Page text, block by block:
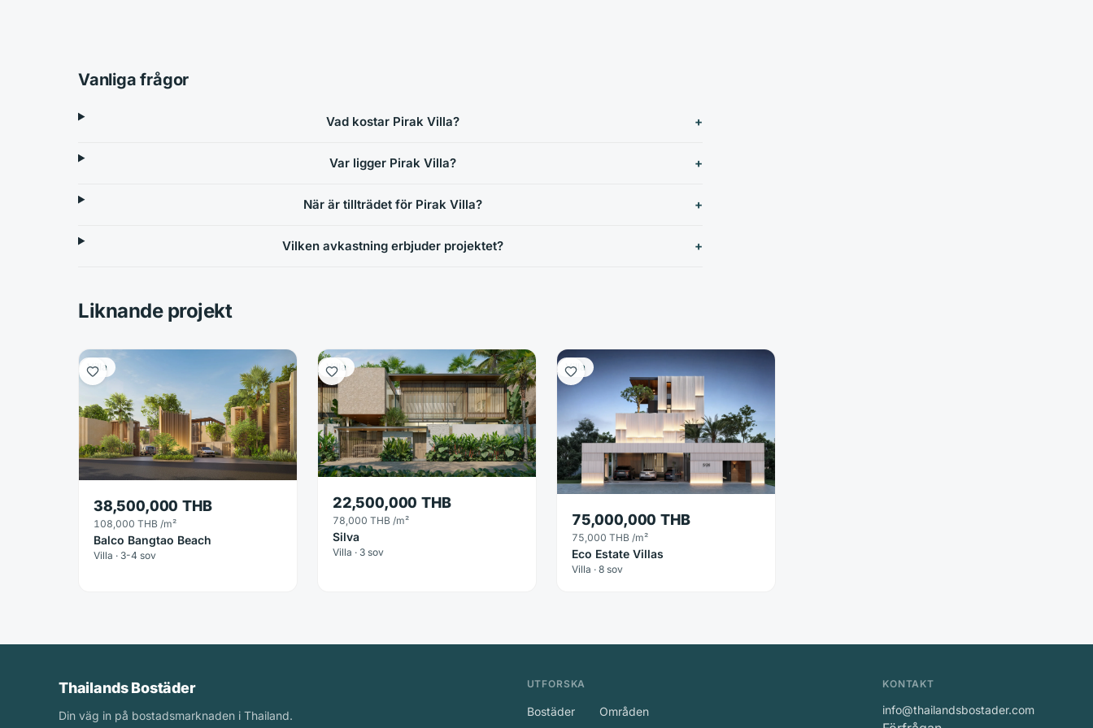
Vanliga frågor
Vad kostar Pirak Villa?
Var ligger Pirak Villa?
När är tillträdet för Pirak Villa?
Vilken avkastning erbjuder projektet?
Liknande projekt
Villa
38,500,000 THB
108,000 THB /m²
Balco Bangtao Beach
Villa · 3-4 sov
Villa
22,500,000 THB
78,000 THB /m²
Silva
Villa · 3 sov
Villa
75,000,000 THB
75,000 THB /m²
Eco Estate Villas
Villa · 8 sov
Thailands Bostäder
Din väg in på bostadsmarknaden i Thailand.
UTFORSKA
Bostäder Områden
KONTAKT
info@thailandsbostader.com